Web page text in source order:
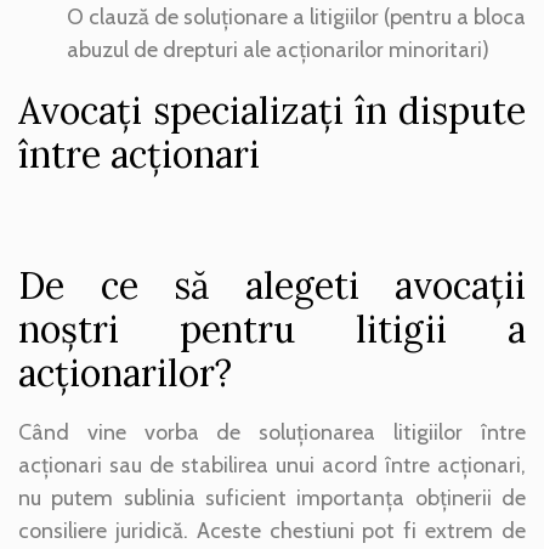
O clauză de soluționare a litigiilor (pentru a bloca
abuzul de drepturi ale acționarilor minoritari)
Avocați specializați în dispute
între acționari
De ce să alegeti avocații
noștri pentru litigii a
acționarilor?
Când vine vorba de soluționarea litigiilor între
acționari sau de stabilirea unui acord între acționari,
nu putem sublinia suficient importanța obținerii de
consiliere juridică. Aceste chestiuni pot fi extrem de